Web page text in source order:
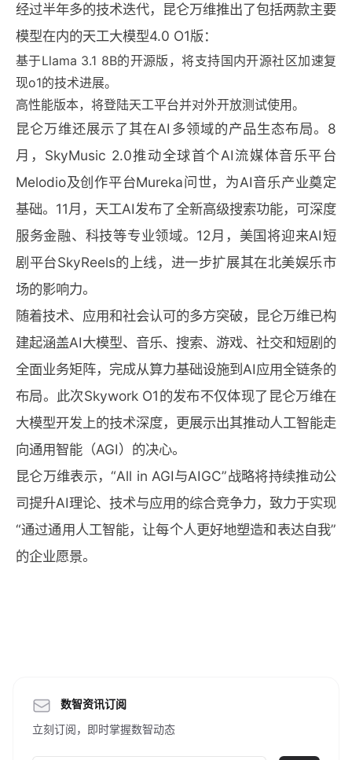
经过半年多的技术迭代，昆仑万维推出了包括两款主要
模型在内的天工大模型4.0 O1版：
基于Llama 3.1 8B的开源版，将支持国内开源社区加速复
现o1的技术进展。
高性能版本，将登陆天工平台并对外开放测试使用。
昆仑万维还展示了其在AI多领域的产品生态布局。8
月，SkyMusic 2.0推动全球首个AI流媒体音乐平台
Melodio及创作平台Mureka问世，为AI音乐产业奠定
基础。11月，天工AI发布了全新高级搜索功能，可深度
服务金融、科技等专业领域。12月，美国将迎来AI短
剧平台SkyReels的上线，进一步扩展其在北美娱乐市
场的影响力。
随着技术、应用和社会认可的多方突破，昆仑万维已构
建起涵盖AI大模型、音乐、搜索、游戏、社交和短剧的
全面业务矩阵，完成从算力基础设施到AI应用全链条的
布局。此次Skywork O1的发布不仅体现了昆仑万维在
大模型开发上的技术深度，更展示出其推动人工智能走
向通用智能（AGI）的决心。
昆仑万维表示，“All in AGI与AIGC”战略将持续推动公
司提升AI理论、技术与应用的综合竞争力，致力于实现
“通过通用人工智能，让每个人更好地塑造和表达自我”
的企业愿景。
数智资讯订阅
立刻订阅，即时掌握数智动态